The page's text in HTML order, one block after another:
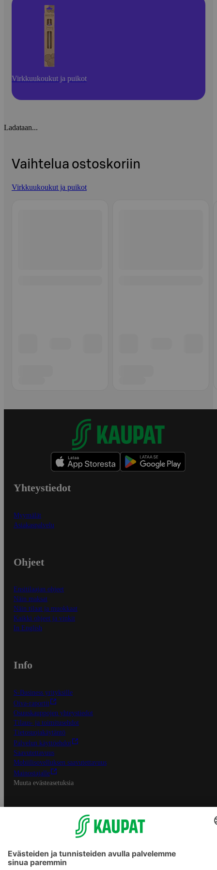
Virkkuukoukut ja puikot
Ladataan...
Vaihtelua ostoskoriin
Virkkuukoukut ja puikot
Yhteystiedot
Myymälät
Asiakaspalvelu
Ohjeet
Ensitilaajan ohjeet
Näin maksat
Näin tilaat ja muokkaat
Kaikki ohjeet ja vinkit
In English
Info
S-Business yrityksille
Oiva-raportit
Osuuskauppojen yhteystiedot
Tilaus- ja toimitusehdot
Tietosuojakäytäntö
Palvelun käyttöehdot
Saavutettavuus
Mobiilisovelluksen saavutettavuus
Mainostajalle
Muuta evästeasetuksia
S-ryhmän palvelut
Asiakasomistajuus